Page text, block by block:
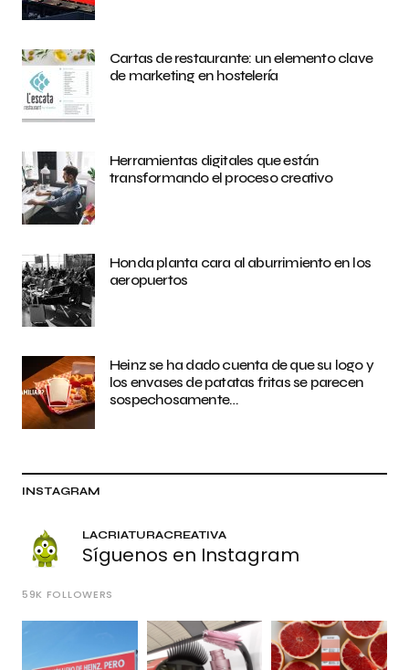
Cartas de restaurante: un elemento clave
de marketing en hostelería
Herramientas digitales que están
transformando el proceso creativo
Honda planta cara al aburrimiento en los
aeropuertos
Heinz se ha dado cuenta de que su logo y
los envases de patatas fritas se parecen
sospechosamente…
INSTAGRAM
LACRIATURACREATIVA
Síguenos en Instagram
59K FOLLOWERS